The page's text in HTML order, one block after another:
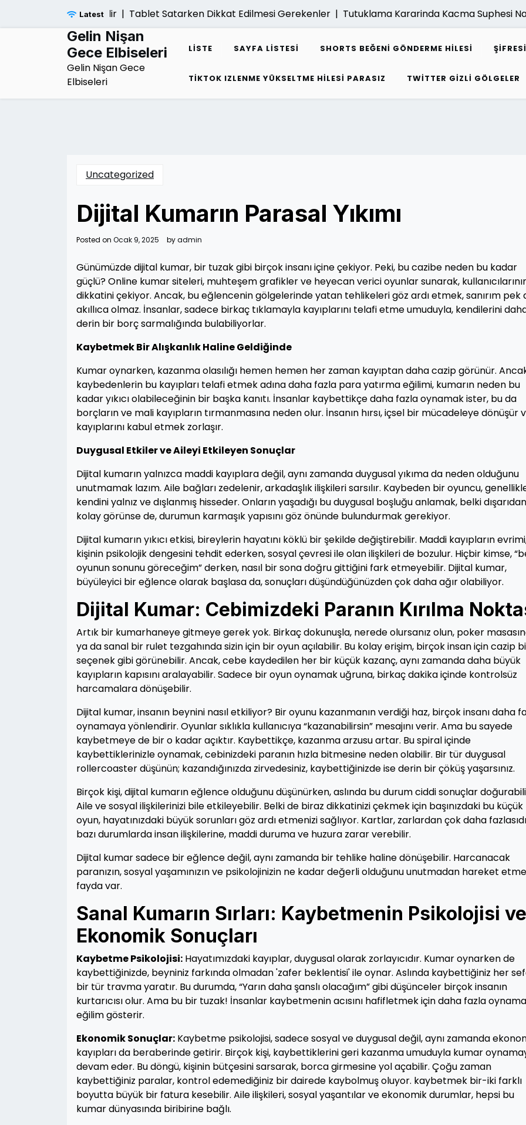
Latest Tablet Satarken Dikkat Edilmesi Gerekenler |Tutuklama Kararinda Kacma Suphesi Nasil
Gelin Nişan
Gece Elbiseleri
Gelin Nişan Gece
Elbiseleri
LISTE SAYFA LISTESI SHORTS BEĞENI GÖNDERME HILESI
TIKTOK IZLENME YÜKSELTME HILESI PARASIZ TWITTER GIZLI GÖLGELER
Uncategorized
Dijital Kumarın Parasal Yıkımı
Posted on Ocak 9, 2025 byadmin
Günümüzde dijital kumar, bir tuzak gibi birçok insanı içine çekiyor. Peki, bu cazibe neden bu kadar
güçlü? Online kumar siteleri, muhteşem grafikler ve heyecan verici oyunlar sunarak,
dikkatini çekiyor. Ancak, bu eğlencenin gölgelerinde yatan tehlikeleri göz ardı etmek, sanırım pek
akıllıca olmaz. İnsanlar, sadece birkaç tıklamayla kayıplarını telafi etme umuduyla, kendilerini
derin bir borç sarmalığında bulabiliyorlar.
Kaybetmek Bir Alışkanlık Haline Geldiğinde
Kumar oynarken, kazanma olasılığı hemen hemen her zaman kayıptan daha cazip görünür.
kaybedenlerin bu kayıpları telafi etmek adına daha fazla para yatırma eğilimi, kumarın neden bu
kadar yıkıcı olabileceğinin bir başka kanıtı. İnsanlar kaybettikçe daha fazla oynamak ister, bu da
borçların ve mali kayıpların tırmanmasına neden olur. İnsanın hırsı, içsel bir mücadeleye dönüşür
kayıplarını kabul etmek zorlaşır.
Duygusal Etkiler ve Aileyi Etkileyen Sonuçlar
Dijital kumarın yalnızca maddi kayıplara değil, aynı zamanda duygusal yıkıma da neden olduğunu
unutmamak lazım. Aile bağları zedelenir, arkadaşlık ilişkileri sarsılır. Kaybeden bir oyuncu,
kendini yalnız ve dışlanmış hisseder. Onların yaşadığı bu duygusal boşluğu anlamak, belki dışarıdan
kolay görünse de, durumun karmaşık yapısını göz önünde bulundurmak gerekiyor.
Dijital kumarın yıkıcı etkisi, bireylerin hayatını köklü bir şekilde değiştirebilir. Maddi kayıpların
kişinin psikolojik dengesini tehdit ederken, sosyal çevresi ile olan ilişkileri de bozulur. Hiçbir kimse,
oyunun sonunu göreceğim” derken, nasıl bir sona doğru gittiğini fark etmeyebilir. Dijital kumar,
büyüleyici bir eğlence olarak başlasa da, sonuçları düşündüğünüzden çok daha ağır olabiliyor.
Dijital Kumar: Cebimizdeki Paranın Kırılma
Artık bir kumarhaneye gitmeye gerek yok. Birkaç dokunuşla, nerede olursanız olun, poker
ya da sanal bir rulet tezgahında sizin için bir oyun açılabilir. Bu kolay erişim, birçok insan için cazip
seçenek gibi görünebilir. Ancak, cebe kaydedilen her bir küçük kazanç, aynı zamanda daha büyük
kayıpların kapısını aralayabilir. Sadece bir oyun oynamak uğruna, birkaç dakika içinde kontrolsüz
harcamalara dönüşebilir.
Dijital kumar, insanın beynini nasıl etkiliyor? Bir oyunu kazanmanın verdiği haz, birçok insanı daha
oynamaya yönlendirir. Oyunlar sıklıkla kullanıcıya “kazanabilirsin” mesajını verir. Ama bu sayede
kaybetmeye de bir o kadar açıktır. Kaybettikçe, kazanma arzusu artar. Bu spiral içinde
kaybettiklerinizle oynamak, cebinizdeki paranın hızla bitmesine neden olabilir. Bir tür duygusal
rollercoaster düşünün; kazandığınızda zirvedesiniz, kaybettiğinizde ise derin bir çöküş yaşarsınız.
Birçok kişi, dijital kumarın eğlence olduğunu düşünürken, aslında bu durum ciddi sonuçlar
Aile ve sosyal ilişkilerinizi bile etkileyebilir. Belki de biraz dikkatinizi çekmek için başınızdaki bu küçük
oyun, hayatınızdaki büyük sorunları göz ardı etmenizi sağlıyor. Kartlar, zarlardan çok daha
bazı durumlarda insan ilişkilerine, maddi duruma ve huzura zarar verebilir.
Dijital kumar sadece bir eğlence değil, aynı zamanda bir tehlike haline dönüşebilir. Harcanacak
paranızın, sosyal yaşamınızın ve psikolojinizin ne kadar değerli olduğunu unutmadan hareket
fayda var.
Sanal Kumarın Sırları: Kaybetmenin Psikolojisi ve
Ekonomik Sonuçları
Kaybetme Psikolojisi: Hayatımızdaki kayıplar, duygusal olarak zorlayıcıdır. Kumar oynarken de
kaybettiğinizde, beyniniz farkında olmadan 'zafer beklentisi' ile oynar. Aslında kaybettiğiniz her
bir tür travma yaratır. Bu durumda, “Yarın daha şanslı olacağım” gibi düşünceler birçok insanın
kurtarıcısı olur. Ama bu bir tuzak! İnsanlar kaybetmenin acısını hafifletmek için daha fazla
eğilim gösterir.
Ekonomik Sonuçlar: Kaybetme psikolojisi, sadece sosyal ve duygusal değil, aynı zamanda
kayıpları da beraberinde getirir. Birçok kişi, kaybettiklerini geri kazanma umuduyla kumar
devam eder. Bu döngü, kişinin bütçesini sarsarak, borca girmesine yol açabilir. Çoğu zaman
kaybettiğiniz paralar, kontrol edemediğiniz bir dairede kaybolmuş oluyor. kaybetmek bir-iki farklı
boyutta büyük bir fatura kesebilir. Aile ilişkileri, sosyal yaşantılar ve ekonomik durumlar, hepsi bu
kumar dünyasında biribirine bağlı.